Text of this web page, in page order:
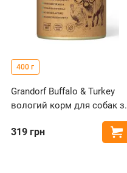
400 г
Grandorf Buffalo & Turkey
вологий корм для собак з
індичкою
319 грн